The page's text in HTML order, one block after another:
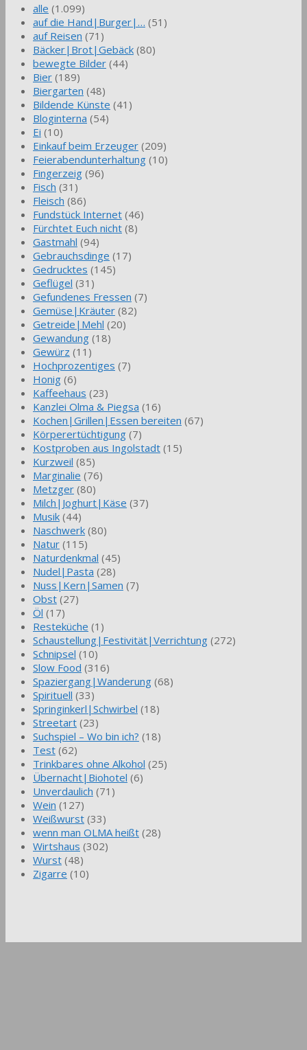
alle (1.099)
auf die Hand|Burger|… (51)
auf Reisen (71)
Bäcker|Brot|Gebäck (80)
bewegte Bilder (44)
Bier (189)
Biergarten (48)
Bildende Künste (41)
Bloginterna (54)
Ei (10)
Einkauf beim Erzeuger (209)
Feierabendunterhaltung (10)
Fingerzeig (96)
Fisch (31)
Fleisch (86)
Fundstück Internet (46)
Fürchtet Euch nicht (8)
Gastmahl (94)
Gebrauchsdinge (17)
Gedrucktes (145)
Geflügel (31)
Gefundenes Fressen (7)
Gemüse|Kräuter (82)
Getreide|Mehl (20)
Gewandung (18)
Gewürz (11)
Hochprozentiges (7)
Honig (6)
Kaffeehaus (23)
Kanzlei Olma & Piegsa (16)
Kochen|Grillen|Essen bereiten (67)
Körperertüchtigung (7)
Kostproben aus Ingolstadt (15)
Kurzweil (85)
Marginalie (76)
Metzger (80)
Milch|Joghurt|Käse (37)
Musik (44)
Naschwerk (80)
Natur (115)
Naturdenkmal (45)
Nudel|Pasta (28)
Nuss|Kern|Samen (7)
Obst (27)
Öl (17)
Resteküche (1)
Schaustellung|Festivität|Verrichtung (272)
Schnipsel (10)
Slow Food (316)
Spaziergang|Wanderung (68)
Spirituell (33)
Springinkerl|Schwirbel (18)
Streetart (23)
Suchspiel – Wo bin ich? (18)
Test (62)
Trinkbares ohne Alkohol (25)
Übernacht|Biohotel (6)
Unverdaulich (71)
Wein (127)
Weißwurst (33)
wenn man OLMA heißt (28)
Wirtshaus (302)
Wurst (48)
Zigarre (10)